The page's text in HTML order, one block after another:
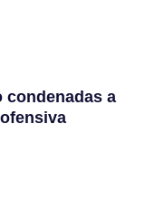
condenadas a